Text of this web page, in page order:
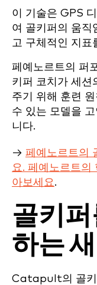
이 기술은 GPS
여 골키퍼의 움직
고 구체적인 지표
페예노르트의 퍼
키퍼 코치가 세션
주기 위해 훈련
수 있는 모델을
니다.
→ 페예노르트의
요. 페예노르트의
아보세요.
골키
하는
Catapult의 골키